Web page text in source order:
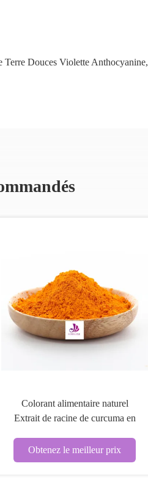
Terre Douces Violette Anthocyanine,
Colorant alimentaire naturel
Extrait de racine de curcuma en
Obtenez le meilleur prix